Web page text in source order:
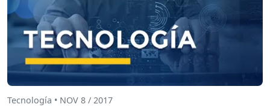
Tecnología • NOV 8 / 2017